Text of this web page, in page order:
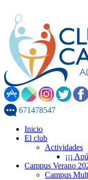
671478547
Inicio
El club
Actividades
¡¡¡
Campus Verano
Campus